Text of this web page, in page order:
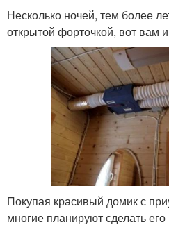
Несколько ночей, тем более
открытой форточкой, вот вам
Покупая красивый домик с
многие планируют сделать